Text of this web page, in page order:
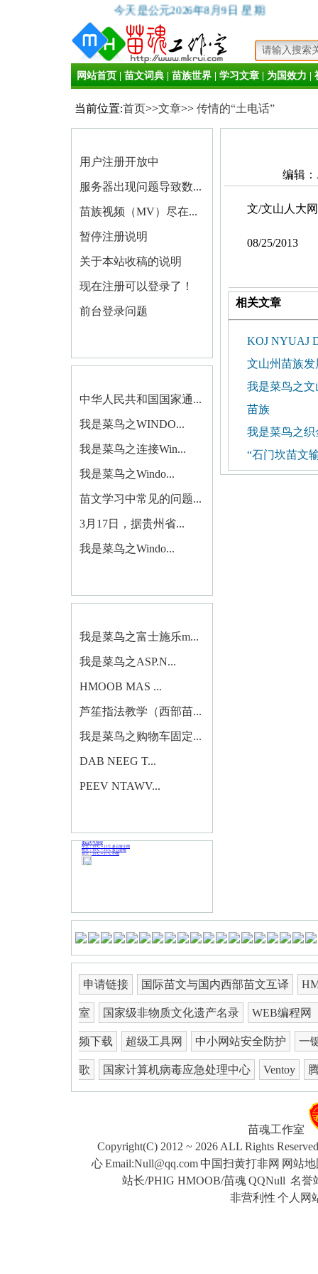
今天是公元2026年8月9日 星期日
网站首页 苗文词典 苗族世界 学习文章 为国效力
当前位置:首页>>文章>> 传情的“土电话”
用户注册开放中
服务器出现问题导致数...
苗族视频（MV）尽在...
暂停注册说明
关于本站收稿的说明
现在注册可以登录了！
前台登录问题
中华人民共和国国家通...
我是菜鸟之WINDO...
我是菜鸟之连接Win...
我是菜鸟之Windo...
苗文学习中常见的问题...
3月17日，据贵州省...
我是菜鸟之Windo...
我是菜鸟之富士施乐m...
我是菜鸟之ASP.N...
HMOOB MAS ...
芦笙指法教学（西部苗...
我是菜鸟之购物车固定...
DAB NEEG T...
PEEV NTAWV...
编辑：
文/文山人大网
08/25/2013
相关文章
KOJ NYUAJ
文山州苗族
我是菜鸟之
苗族
我是菜鸟之
“石门坎苗文
申请链接 国际苗文与国内西部苗文互译
室 国家级非物质文化遗产名录 WEB编程网
频下载 超级工具网 中小网站安全防护 一
歌 国家计算机病毒应急处理中心 Ventoy
苗魂工作室
Copyright(C) 2012 ~ 2026 ALL Rights Reserved
心Email:Null@qq.com 中国扫黄打非网 网站
站长/PHIG HMOOB/苗魂QQNull 名誉
非营利性 个人网